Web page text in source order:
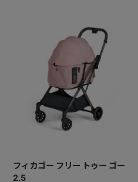
フィカゴー フリー トゥー ゴー
2.5